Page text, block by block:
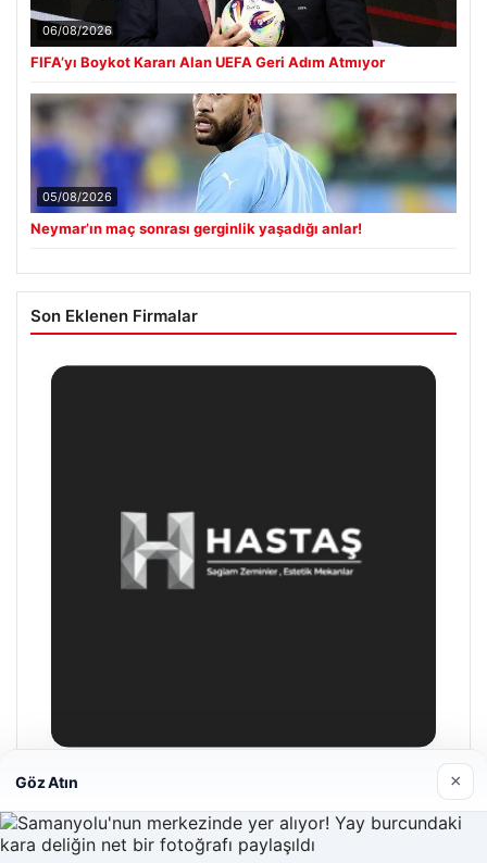
06/08/2026
FIFA’yı Boykot Kararı Alan UEFA Geri Adım Atmıyor
05/08/2026
Neymar’ın maç sonrası gerginlik yaşadığı anlar!
Son Eklenen Firmalar
Hastaş Beton
26/05/2026
Göz Atın ×